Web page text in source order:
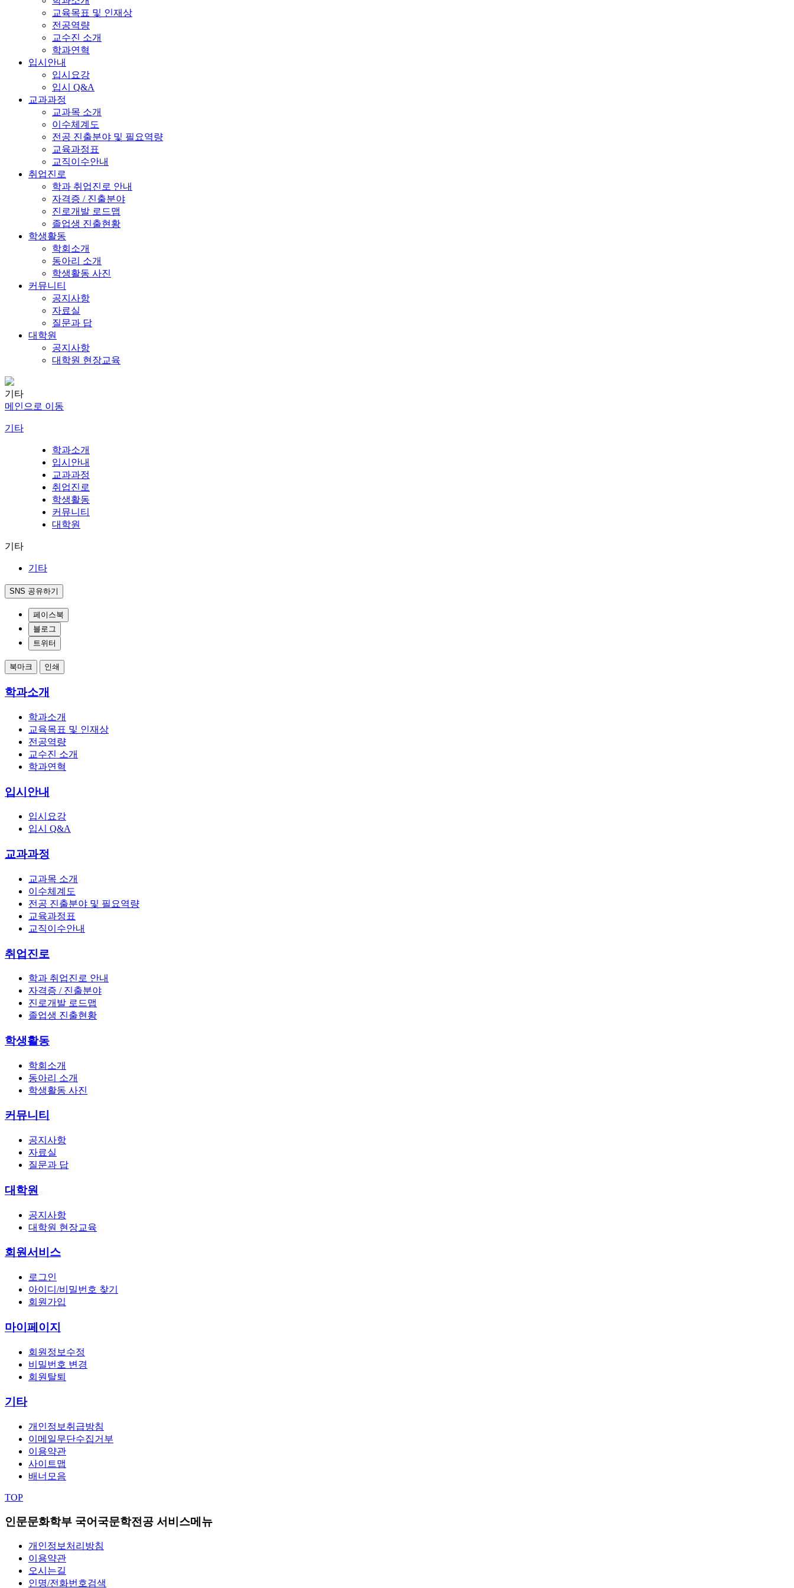
교육목표 및 인재상
전공역량
교수진 소개
학과연혁
입시안내
입시요강
입시 Q&A
교과과정
교과목 소개
이수체계도
전공 진출분야 및 필요역량
교육과정표
교직이수안내
취업진로
학과 취업진로 안내
자격증 / 진출분야
진로개발 로드맵
졸업생 진출현황
학생활동
학회소개
동아리 소개
학생활동 사진
커뮤니티
공지사항
자료실
질문과 답
대학원
공지사항
대학원 현장교육
기타
메인으로 이동
기타
학과소개
입시안내
교과과정
취업진로
학생활동
커뮤니티
대학원
기타
기타
SNS 공유하기
페이스북
블로그
트위터
북마크 인쇄
학과소개
학과소개
교육목표 및 인재상
전공역량
교수진 소개
학과연혁
입시안내
입시요강
입시 Q&A
교과과정
교과목 소개
이수체계도
전공 진출분야 및 필요역량
교육과정표
교직이수안내
취업진로
학과 취업진로 안내
자격증 / 진출분야
진로개발 로드맵
졸업생 진출현황
학생활동
학회소개
동아리 소개
학생활동 사진
커뮤니티
공지사항
자료실
질문과 답
대학원
공지사항
대학원 현장교육
회원서비스
로그인
아이디/비밀번호 찾기
회원가입
마이페이지
회원정보수정
비밀번호 변경
회원탈퇴
기타
개인정보취급방침
이메일무단수집거부
이용약관
사이트맵
배너모음
TOP
인문문화학부 국어국문학전공 서비스메뉴
개인정보처리방침
이용약관
오시는길
인명/전화번호검색